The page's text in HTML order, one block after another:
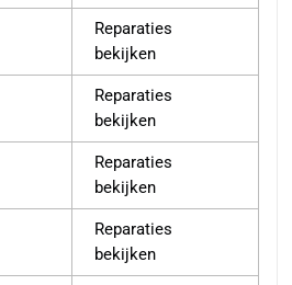
Reparaties
bekijken
Reparaties
bekijken
Reparaties
bekijken
Reparaties
bekijken